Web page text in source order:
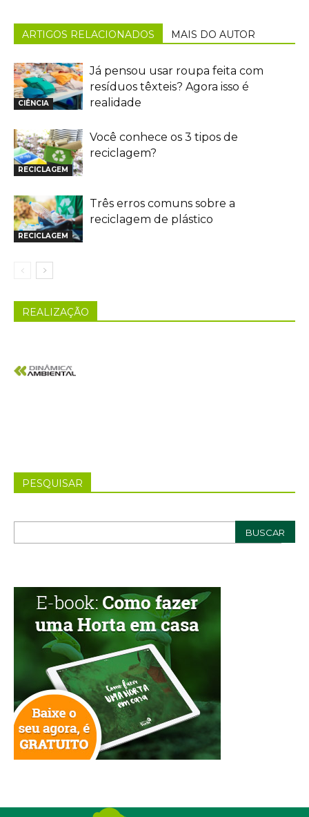
ARTIGOS RELACIONADOS MAIS DO AUTOR
CIÊNCIA
Já pensou usar roupa feita com
resíduos têxteis? Agora isso é
realidade
RECICLAGEM
Você conhece os 3 tipos de
reciclagem?
RECICLAGEM
Três erros comuns sobre a
reciclagem de plástico
REALIZAÇÃO
PESQUISAR